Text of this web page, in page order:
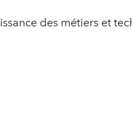
des métiers et